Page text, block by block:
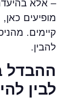
– אלא
מופיעים
קיימים.
להבין.
ההבדל
לבין